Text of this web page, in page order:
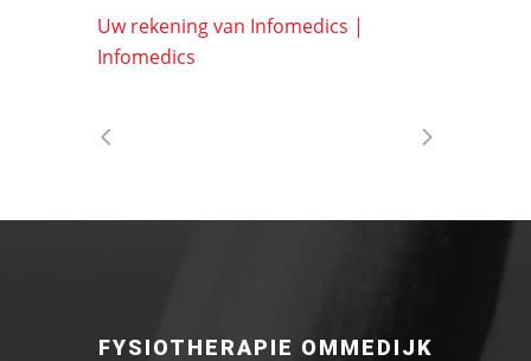
Uw rekening van Infomedics |
Infomedics
FYSIOTHERAPIE OMMEDIJK